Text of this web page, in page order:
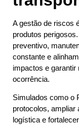
A gestão de riscos
produtos
preventivo,
constante e
impactos e
ocorrência.
Simulados como o
protocolos, ampliar
logística e